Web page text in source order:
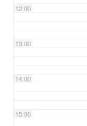
12:00
13:00
14:00
15:00